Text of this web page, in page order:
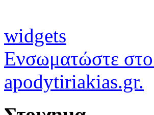
widgets
Ενσωματώστε στο
apodytiriakias.gr.